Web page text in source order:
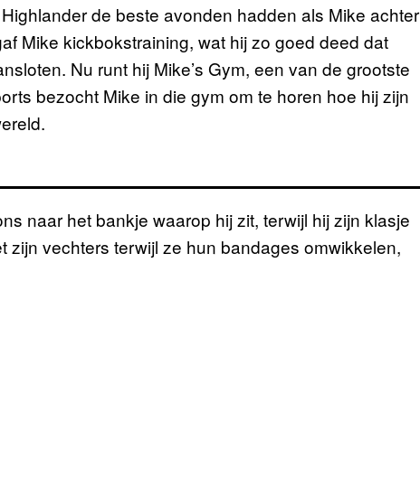
de beste avonden hadden als Mike achter
Mike kickbokstraining, wat hij zo goed deed dat
Nu runt hij Mike’s Gym, een van de grootste
bezocht Mike in die gym om te horen hoe hij zijn
naar het bankje waarop hij zit, terwijl hij zijn klasje
zijn vechters terwijl ze hun bandages omwikkelen,